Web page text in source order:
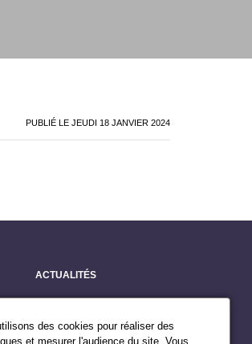
PUBLIÉ LE JEUDI 18 JANVIER 2024
ACTUALITÉS
Grands dossiers
Billets du Président
des cookies pour réaliser des
et mesurer l'audience du site. Vous